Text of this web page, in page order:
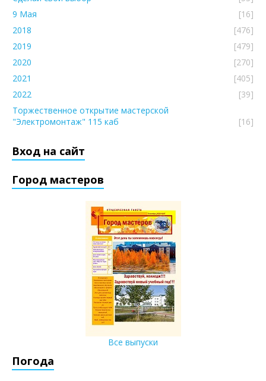
9 Мая
[16]
2018
[476]
2019
[479]
2020
[270]
2021
[405]
2022
[39]
Торжественное открытие мастерской
"Электромонтаж" 115 каб
[16]
Вход на сайт
Город мастеров
Все выпуски
Погода